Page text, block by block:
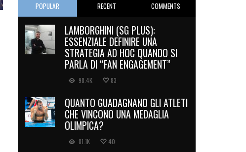
POPULAR RECENT COMMENTS
LAMBORGHINI (SG PLUS):
ESSENZIALE DEFINIRE UNA
STRATEGIA AD HOC QUANDO SI
PARLA DI “FAN ENGAGEMENT”
98.4K 83
QUANTO GUADAGNANO GLI ATLETI
CHE VINCONO UNA MEDAGLIA
OLIMPICA?
81.1K 40